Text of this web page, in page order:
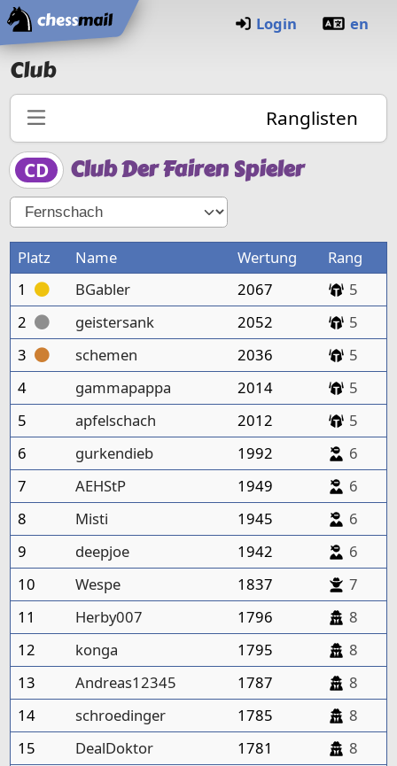
Startseite
Login en
Club
Ranglisten
CD Club Der Fairen Spieler
Platz Name Wertung
Rang
1
BGabler 2067
5
2
geistersank 2052
5
3
schemen 2036
5
4
gammapappa 2014
5
5
apfelschach 2012
5
6
gurkendieb 1992
6
7
AEHStP 1949
6
8
Misti 1945
6
9
deepjoe 1942
6
10
Wespe 1837
7
11
Herby007 1796
8
12
konga 1795
8
13
Andreas12345 1787
8
14
schroedinger 1785
8
15
DealDoktor 1781
8